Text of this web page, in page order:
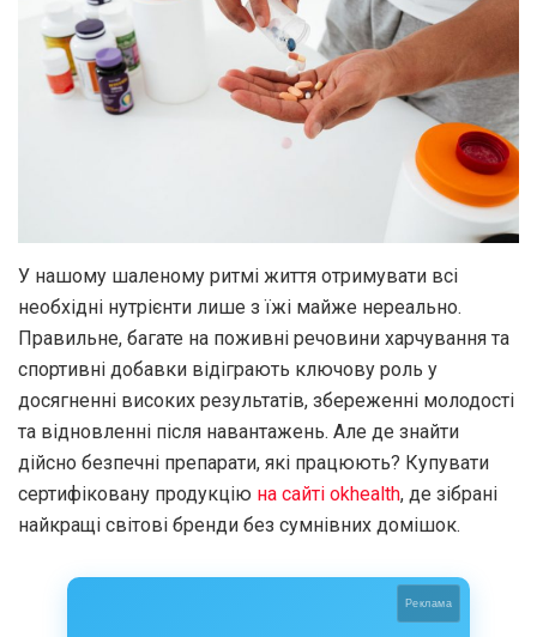
У нашому шаленому ритмі життя отримувати всі
необхідні нутрієнти лише з їжі майже нереально.
Правильне, багате на поживні речовини харчування та
спортивні добавки відіграють ключову роль у
досягненні високих результатів, збереженні молодості
та відновленні після навантажень. Але де знайти
дійсно безпечні препарати, які працюють? Купувати
сертифіковану продукцію на сайті okhealth, де зібрані
найкращі світові бренди без сумнівних домішок.
Реклама